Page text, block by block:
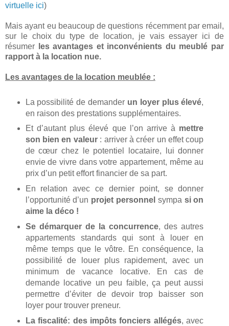
virtuelle ici)
Mais ayant eu beaucoup de questions récemment par email,
sur le choix du type de location, je vais essayer ici de
résumer
les avantages et inconvénients du meublé par
rapport à la location nue.
Les avantages de la location meublée :
La possibilité de demander un loyer plus élevé,
en raison des prestations supplémentaires.
Et d’autant plus élevé que l’on arrive à mettre
son bien en valeur: arriver à créer un effet coup
de cœur chez le potentiel locataire, lui donner
envie de vivre dans votre appartement, même au
prix d’un petit effort financier de sa part.
En relation avec ce dernier point, se donner
l’opportunité d’un projet personnel sympa si on
aime la déco !
Se démarquer de la concurrence, des autres
appartements standards qui sont à louer en
même temps que le vôtre. En conséquence, la
possibilité de louer plus rapidement, avec un
minimum de vacance locative. En cas de
demande locative un peu faible, ça peut aussi
permettre d’éviter de devoir trop baisser son
loyer pour trouver preneur.
La fiscalité: des impôts fonciers allégés, avec